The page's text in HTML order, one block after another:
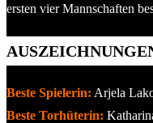
ersten vier Mannschaften
Beste Spielerin: Arjela
Beste Torhüterin: